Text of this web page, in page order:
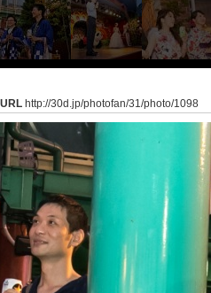
http://30d.jp/photofan/31/photo/1098